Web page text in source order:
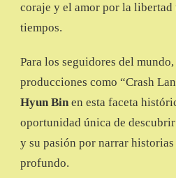
coraje y el amor por la
tiempos.
Para los seguidores del
producciones como “Crash
Hyun Bin en esta faceta
oportunidad única de
y su pasión por narrar
profundo.